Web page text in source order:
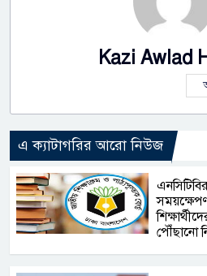
Kazi Awlad
এ ক্যাটাগরির আরো নিউজ
পৌঁছানো